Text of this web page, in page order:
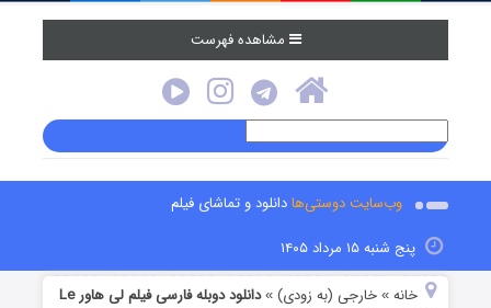
مشاهده فهرست
وب‌سایت دوستی‌هادانلود و تماشای فیلم
پنج شنبه ۱۵ مرداد ۱۴۰۵
خانه »خارجی (به زودی) »
دانلود دوبله فارسی فیلم لی هاور Le